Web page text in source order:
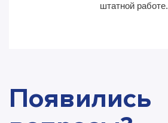
штатной работе.
Появились